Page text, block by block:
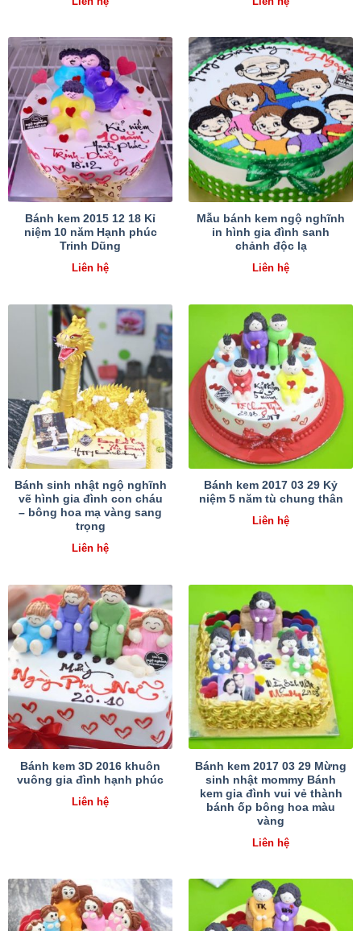
Bánh kem 2015 12 18 Kỉ
niệm 10 năm Hạnh phúc
Trinh Dũng
Liên hệ
Mẫu bánh kem ngộ nghĩnh
in hình gia đình sanh
chảnh độc lạ
Liên hệ
Bánh sinh nhật ngộ nghĩnh
vẽ hình gia đình con cháu
– bông hoa mạ vàng sang
trọng
Liên hệ
Bánh kem 2017 03 29 Kỷ
niệm 5 năm tù chung thân
Liên hệ
Bánh kem 3D 2016 khuôn
vuông gia đình hạnh phúc
Liên hệ
Bánh kem 2017 03 29 Mừng
sinh nhật mommy Bánh
kem gia đình vui vẻ thành
bánh ốp bông hoa màu
vàng
Liên hệ